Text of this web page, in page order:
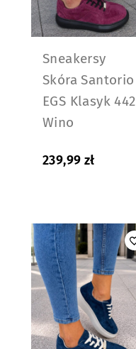
Sneakersy
Skóra Santorio
EGS Klasyk 442
Wino
239,99 zł